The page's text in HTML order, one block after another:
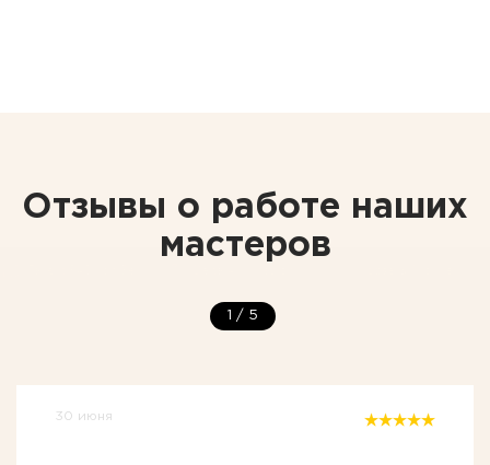
Отзывы о работе наших
мастеров
1 / 5
30 июня